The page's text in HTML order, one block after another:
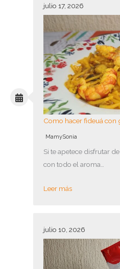
julio 17, 2026
Como hacer fideuá con
MamySonia
Si te apetece disfrutar
con todo el aroma…
Leer más
julio 10, 2026